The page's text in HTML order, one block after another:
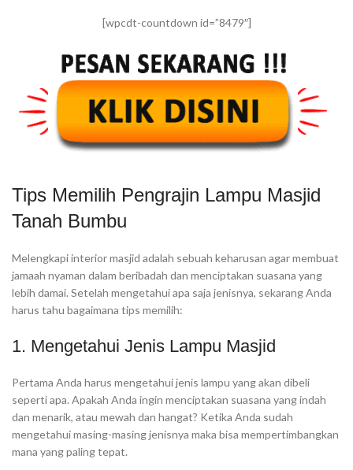
[wpcdt-countdown id=”8479″]
Tips Memilih Pengrajin Lampu Masjid
Tanah Bumbu
Melengkapi interior masjid adalah sebuah keharusan agar membuat
jamaah nyaman dalam beribadah dan menciptakan suasana yang
lebih damai. Setelah mengetahui apa saja jenisnya, sekarang Anda
harus tahu bagaimana tips memilih:
1. Mengetahui Jenis Lampu Masjid
Pertama Anda harus mengetahui jenis lampu yang akan dibeli
seperti apa. Apakah Anda ingin menciptakan suasana yang indah
dan menarik, atau mewah dan hangat? Ketika Anda sudah
mengetahui masing-masing jenisnya maka bisa mempertimbangkan
mana yang paling tepat.